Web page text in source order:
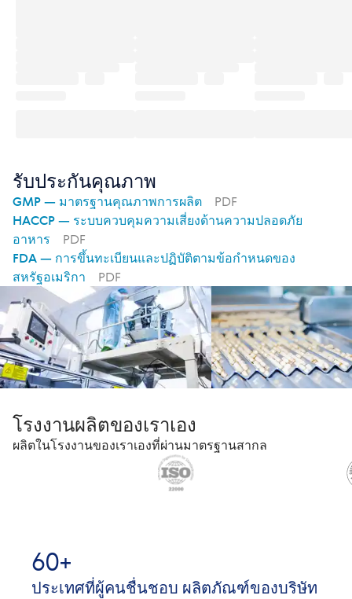
รับประกันคุณภาพ
GMP — มาตรฐานคุณภาพการผลิต
PDF
HACCP — ระบบควบคุมความเสี่ยงด้านความปลอดภัย
อาหาร
PDF
FDA — การขึ้นทะเบียนและปฏิบัติตามข้อกำหนดของ
สหรัฐอเมริกา
PDF
โรงงานผลิตของเราเอง
ผลิตในโรงงานของเราเองที่ผ่านมาตรฐานสากล
60+
ประเทศที่ผู้คนชื่นชอบ ผลิตภัณฑ์ของบริษัท